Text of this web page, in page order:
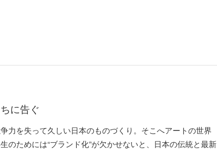
に告ぐ
力を失って久しい日本のものづくり。そこへアートの世界
のためには“ブランド化”が欠かせないと、日本の伝統と最新